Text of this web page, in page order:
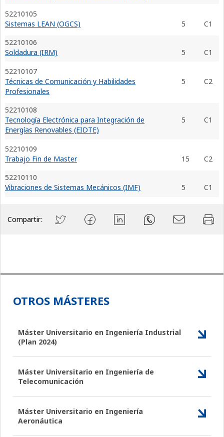
52210105
Sistemas LEAN (OGCS)
5
C1
52210106
Soldadura (IRM)
5
C1
52210107
Técnicas de Comunicación y Habilidades
Profesionales
5 C2
52210108
Tecnología Electrónica para Integración de
Energías Renovables (EIDTE)
5 C1
52210109
Trabajo Fin de Master
15
C2
52210110
Vibraciones de Sistemas Mecánicos (IMF)
5 C1
Compartir:
OTROS MÁSTERES
Máster Universitario en Ingeniería Industrial
(Plan 2024)
Máster Universitario en Ingeniería de
Telecomunicación
Máster Universitario en Ingeniería
Aeronáutica